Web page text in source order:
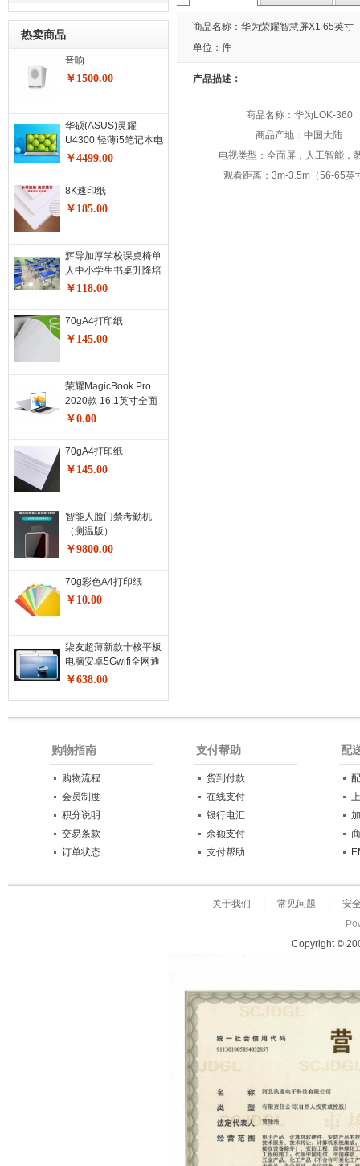
热卖商品
音响
￥1500.00
华硕(ASUS)灵耀
U4300 轻薄i5笔记本电
脑超薄92%全面屏 冰
i5-8265U 8G 512G固
态 2G独显
￥4499.00
8K速印纸
￥185.00
辉导加厚学校课桌椅单
人中小学生书桌升降培
训桌椅辅导班套装 深蓝
￥118.00
70gA4打印纸
￥145.00
荣耀MagicBook Pro
2020款 16.1英寸全面
屏轻薄笔记本电脑
512G 7nm
100%sRGB）冰河银
￥0.00
70gA4打印纸
￥145.00
智能人脸门禁考勤机
（测温版）
￥9800.00
70g彩色A4打印纸
￥10.00
柒友超薄新款十核平板
电脑安卓5Gwifi全网通
4G上网娱乐高清影音
￥638.00
商品名称：华为荣耀智慧屏X1 65英寸
单位：件
产品描述：
商品名称：华为LOK-360
商品产地：中国大陆
电视类型：全面屏，人工智能，
观看距离：3m-3.5m（56-65英
购物指南
购物流程
会员制度
积分说明
交易条款
订单状态
支付帮助
货到付款
在线支付
银行电汇
余额支付
支付帮助
配
关于我们 常见问题
安
Copyright ©